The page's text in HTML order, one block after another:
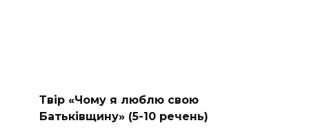
Твір «Чому я люблю свою
Батьківщину» (5-10 речень)